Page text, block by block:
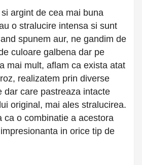
argint de cea mai buna
o stralucire intensa si sunt
spunem aur, ne gandim de
culoare galbena dar pe
mai mult, aflam ca exista atat
realizatem prin diverse
dar care pastreaza intacte
original, mai ales stralucirea.
ca o combinatie a acestora
in orice tip de